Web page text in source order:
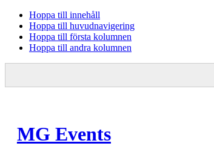
Hoppa till innehåll
Hoppa till huvudnavigering
Hoppa till första kolumnen
Hoppa till andra kolumnen
MG Events